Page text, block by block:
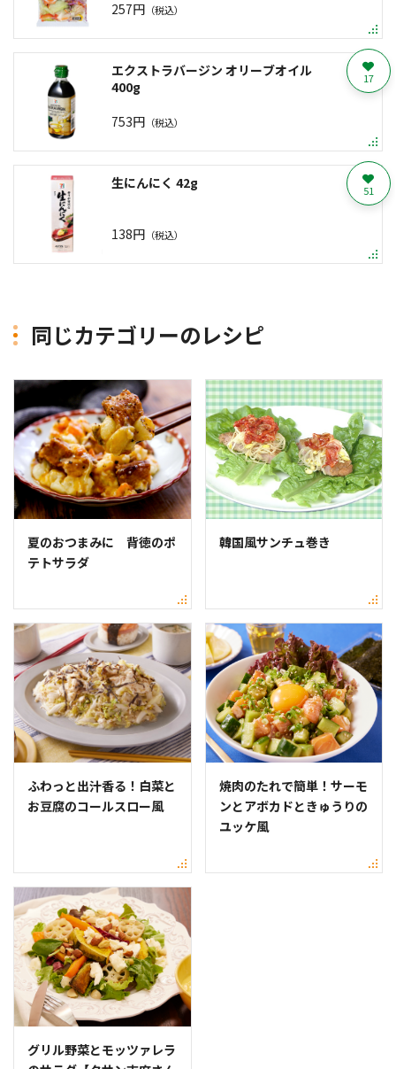
257円 （税込）
エクストラバージン オリーブオイル
400g
753円 （税込）
17
生にんにく 42g
138円 （税込）
51
同じカテゴリーのレシピ
夏のおつまみに 背徳のポ
テトサラダ
韓国風サンチュ巻き
ふわっと出汁香る！白菜と
お豆腐のコールスロー風
焼肉のたれで簡単！サーモ
ンとアボカドときゅうりの
ユッケ風
グリル野菜とモッツァレラ